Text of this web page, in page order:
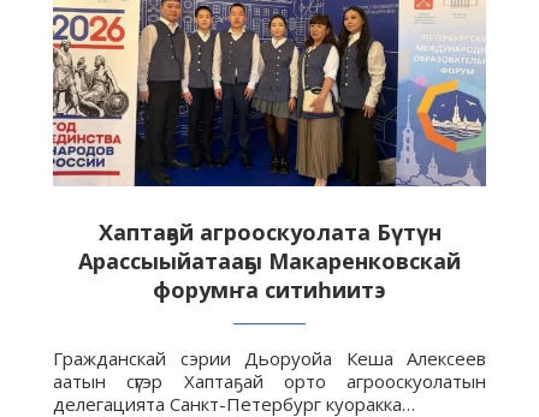
Хаптаҕай агрооскуолата Бүтүн
Арассыыйатааҕы Макаренковскай
форумҥа ситиһиитэ
Гражданскай сэрии Дьоруойа Кеша Алексеев
аатын сүгэр Хаптаҕай орто агрооскуолатын
делегацията Санкт-Петербург куоракка…